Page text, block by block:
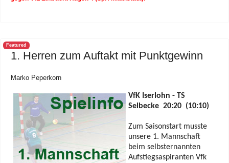
Featured
1. Herren zum Auftakt mit Punktgewinn
Marko Peperkorn
VfK Iserlohn - TS
Selbecke 20:20 (10:10)
Zum Saisonstart musste
unsere 1. Mannschaft
beim selbsternannten
Aufstiegsaspiranten Vfk